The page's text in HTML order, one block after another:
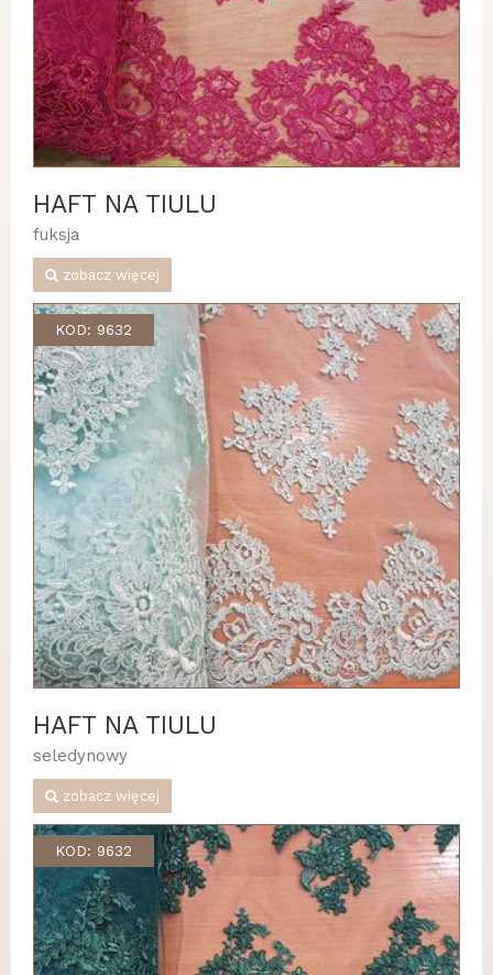
HAFT NA TIULU
fuksja
zobacz więcej
KOD: 9632
HAFT NA TIULU
seledynowy
zobacz więcej
KOD: 9632